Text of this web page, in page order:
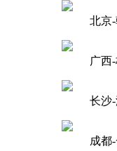
北京
广西
长沙
成都